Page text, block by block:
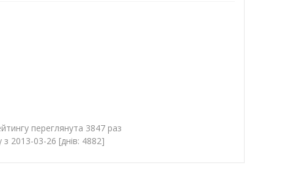
переглянута 3847 раз
2013-03-26 [днів: 4882]